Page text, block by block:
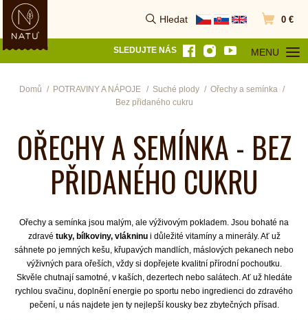
Hledat
Vyhledat Přejít do
0 €
SLEDUJTE NÁS MENU
OTEVŘÍT
Domů POTRAVINY A NÁPOJE Suché plody
Ořechy a semínka
Bez přidaného cukru
OŘECHY A SEMÍNKA - BEZ
PŘIDANÉHO CUKRU
Ořechy a semínka jsou malým, ale výživovým pokladem. Jsou bohaté na
zdravé tuky, bílkoviny, vlákninu i důležité vitamíny a minerály. Ať už
sáhnete po jemných kešu, křupavých mandlích, máslových pekanech nebo
výživných para ořeších, vždy si dopřejete kvalitní přírodní pochoutku.
Skvěle chutnají samotné, v kaších, dezertech nebo salátech. Ať už hledáte
rychlou svačinu, doplnění energie po sportu nebo ingredienci do zdravého
pečení, u nás najdete jen ty nejlepší kousky bez zbytečných přísad.